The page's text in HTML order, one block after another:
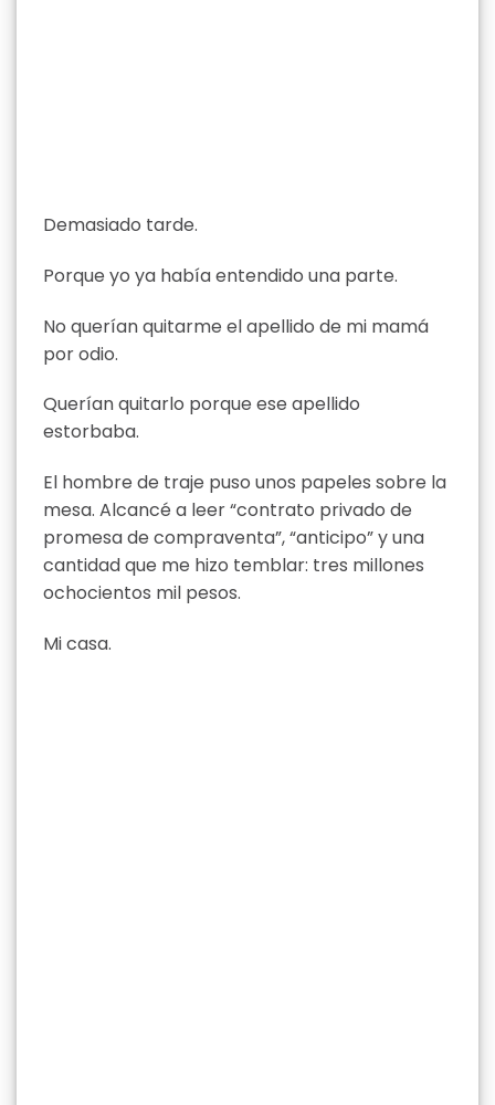
Demasiado tarde.
Porque yo ya había entendido una parte.
No querían quitarme el apellido de mi mamá
por odio.
Querían quitarlo porque ese apellido
estorbaba.
El hombre de traje puso unos papeles sobre la
mesa. Alcancé a leer “contrato privado de
promesa de compraventa”, “anticipo” y una
cantidad que me hizo temblar: tres millones
ochocientos mil pesos.
Mi casa.